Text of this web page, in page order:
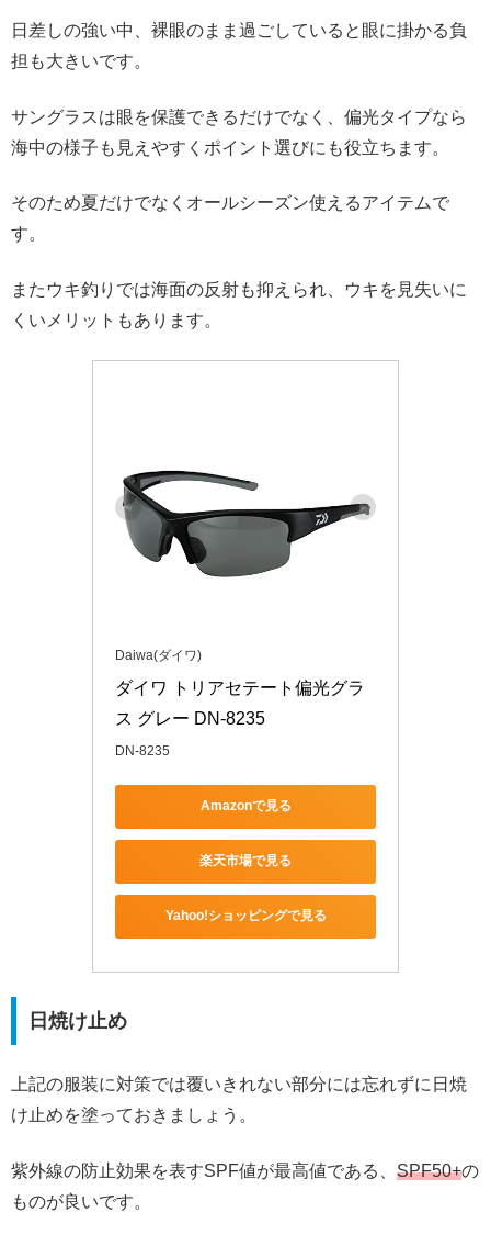
日差しの強い中、裸眼のまま過ごしていると眼に掛かる負
担も大きいです。
サングラスは眼を保護できるだけでなく、偏光タイプなら
海中の様子も見えやすくポイント選びにも役立ちます。
そのため夏だけでなくオールシーズン使えるアイテムで
す。
またウキ釣りでは海面の反射も抑えられ、ウキを見失いに
くいメリットもあります。
Daiwa(ダイワ)
ダイワ トリアセテート偏光グラ
ス グレー DN-8235
DN-8235
Amazonで見る
楽天市場で見る
Yahoo!ショッピングで見る
日焼け止め
上記の服装に対策では覆いきれない部分には忘れずに日焼
け止めを塗っておきましょう。
紫外線の防止効果を表すSPF値が最高値である、 SPF50+の
ものが良いです。